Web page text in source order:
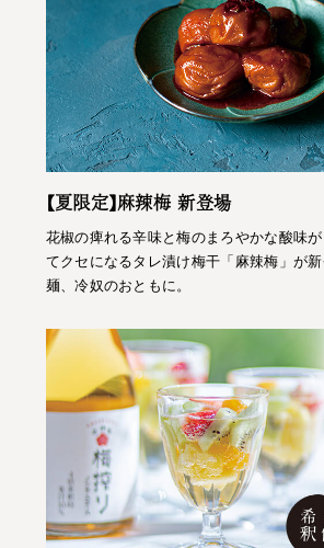
【夏限定】麻辣梅 新登場
花椒の痺れる辛味と梅のまろやかな酸味
てクセになるタレ漬け梅干「麻辣梅」が新
麺、冷奴のおともに。